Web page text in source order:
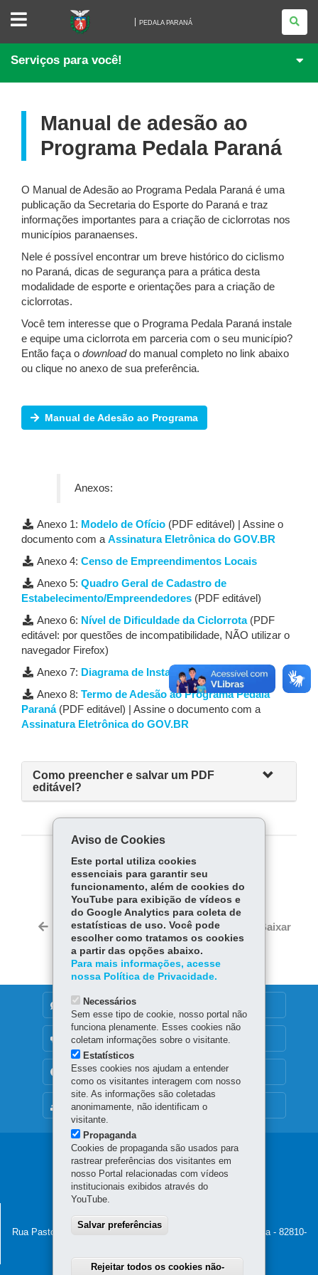
PEDALA
PARANÁ
PEDALA PARANÁ
Serviços para você!
Manual de adesão ao
Programa Pedala Paraná
O Manual de Adesão ao Programa Pedala Paraná é uma
publicação da Secretaria do Esporte do Paraná e traz
informações importantes para a criação de ciclorrotas nos
municípios paranaenses.
Nele é possível encontrar um breve histórico do ciclismo
no Paraná, dicas de segurança para a prática desta
modalidade de esporte e orientações para a criação de
ciclorrotas.
Você tem interesse que o Programa Pedala Paraná instale
e equipe uma ciclorrota em parceria com o seu município?
Então faça o downloaddo manual completo no link abaixo
ou clique no anexo de sua preferência.
Manual de Adesão ao Programa
Anexos:
Anexo 1: Modelo de Ofício (PDF editável) | Assine o
documento com a Assinatura Eletrônica do GOV.BR
Anexo 4: Censo de Empreendimentos Locais
Anexo 5: Quadro Geral de Cadastro de
Estabelecimento/Empreendedores (PDF editável)
Anexo 6: Nível de Dificuldade da Ciclorrota (PDF
editável: por questões de incompatibilidade, NÃO utilizar o
navegador Firefox)
Anexo 7: Diagrama de Instalação do Totem
Anexo 8: Termo de Adesão ao Programa Pedala
Paraná (PDF editável) | Assine o documento com a
Assinatura Eletrônica do GOV.BR
Como preencher e salvar um PDF
editável?
COMPARTILHE:
Fa
ce
bo
ok
Tw
er
W
ha
ts
Ap
Voltar Início Imprimir Baixar
MAPA DO SITE
DENUNCIE CORRUPÇÃO
OUVIDORIA
TRANSPARÊNCIA INSTITUCIONAL
Navegação
Pedala
Paraná
Rua Pastor Manoel Virgínio de Souza, 1020 - Capão da Imbuia- 82810-
Horário de atendimento: 8h30 a 12h e 13h30 a 18h
Aviso de Cookies
Este portal utiliza cookies
essenciais para garantir seu
funcionamento, além de cookies do
YouTube para exibição de vídeos e
do Google Analytics para coleta de
estatísticas de uso. Você pode
escolher como tratamos os cookies
a partir das opções abaixo.
Para mais informações, acesse
nossa Política de Privacidade.
Necessários
Sem esse tipo de cookie, nosso portal não
funciona plenamente. Esses cookies não
coletam informações sobre o visitante.
Estatísticos
Esses cookies nos ajudam a entender
como os visitantes interagem com nosso
site. As informações são coletadas
anonimamente, não identificam o
visitante.
Propaganda
Cookies de propaganda são usados para
rastrear preferências dos visitantes em
nosso Portal relacionadas com vídeos
institucionais exibidos através do
YouTube.
Salvar preferências
Rejeitar todos os cookies não-